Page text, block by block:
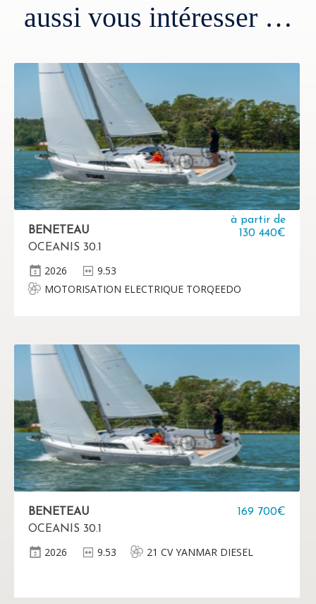
aussi vous intéresser …
BENETEAU
OCEANIS 30.1
à partir de
130 440€
2026
9.53
MOTORISATION ELECTRIQUE TORQEEDO
Hélice fixe 5 pales - Batterie Lithium Power 48-5000
W - Chargeur 650 W - Manette sur console tribord
BENETEAU
OCEANIS 30.1
169 700€
2026 9.53 21 CV YANMAR DIESEL